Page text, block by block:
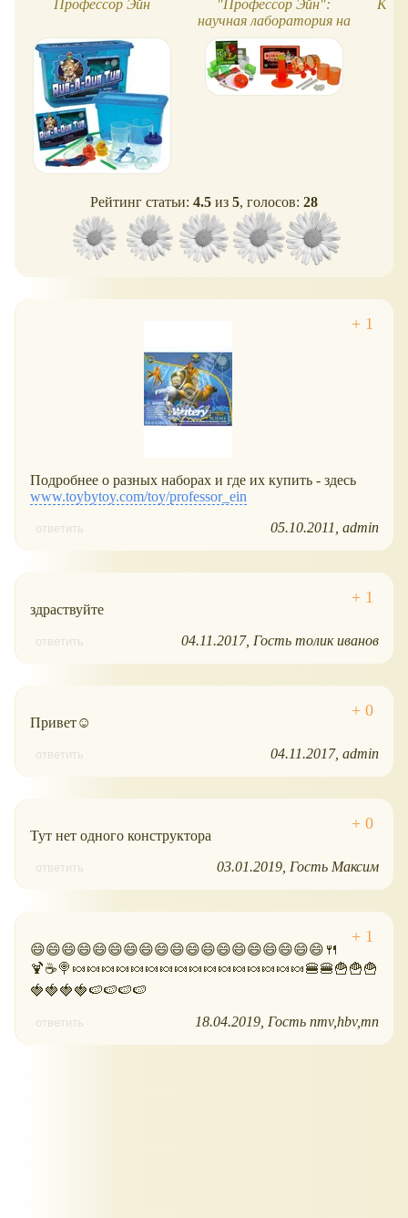
Профессор Эйн
"Профессор Эйн":
научная лаборатория на
дому
Рейтинг статьи: 4.5 из 5, голосов: 28
Подробнее о разных наборах и где их купить - здесь
www.toybytoy.com/toy/professor_ein
ответить 05.10.2011 admin
здраствуйте
ответить 04.11.2017 Гость толик иванов
Привет☺
ответить 04.11.2017 admin
Тут нет одного конструктора
ответить 03.01.2019 Гость Максим
😄😄😄😄😄😄😄😄😄😄😄😄😄😄😄😄😄😄😄🍴
🍹☕🍭🍬🍬🍬🍬🍬🍬🍬🍬🍬🍬🍬🍬🍬🍬🍬🍬🍔🍔🍟🍟🍟
🍓🍓🍓🍓🍉🍉🍉🍉
ответить 18.04.2019 Гость nmv,hbv,mn